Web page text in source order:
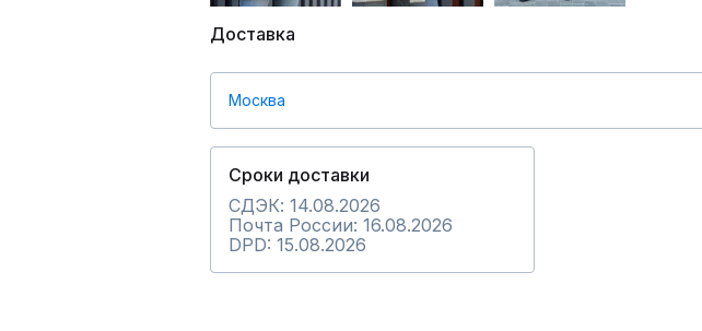
Доставка
Москва
Сроки доставки
СДЭК: 14.08.2026
Почта России: 16.08.2026
DPD: 15.08.2026